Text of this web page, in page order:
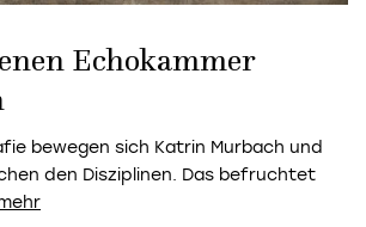
Echokammer
bewegen sich Katrin Murbach und
den Disziplinen. Das befruchtet